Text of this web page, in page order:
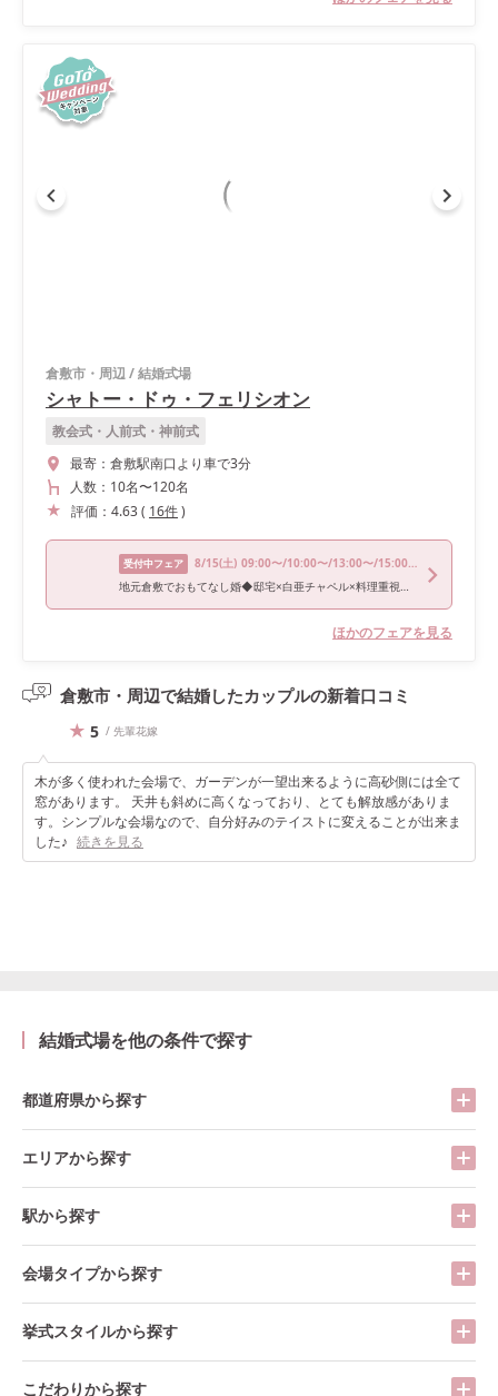
倉敷市・周辺/結婚式場
シャトー・ドゥ・フェリシオン
教会式・人前式・神前式
最寄： 倉敷駅南口より車で3分
人数： 10名〜120名
評価： 4.63( 16件)
受付中フェア 8/15(土) 09:00〜/10:00〜/13:00〜/15:00〜/17:00〜
地元倉敷でおもてなし婚◆邸宅×白亜チャペル×料理重視派必見フェア
ほかのフェアを見る
倉敷市・周辺で結婚したカップルの新着口コミ
5 / 先輩花嫁
木が多く使われた会場で、ガーデンが一望出来るように高砂側には全て
窓があります。 天井も斜めに高くなっており、とても解放感がありま
す。シンプルな会場なので、自分好みのテイストに変えることが出来ま
した♪ 続きを見る
結婚式場を他の条件で探す
都道府県から探す
エリアから探す
駅から探す
会場タイプから探す
挙式スタイルから探す
こだわりから探す